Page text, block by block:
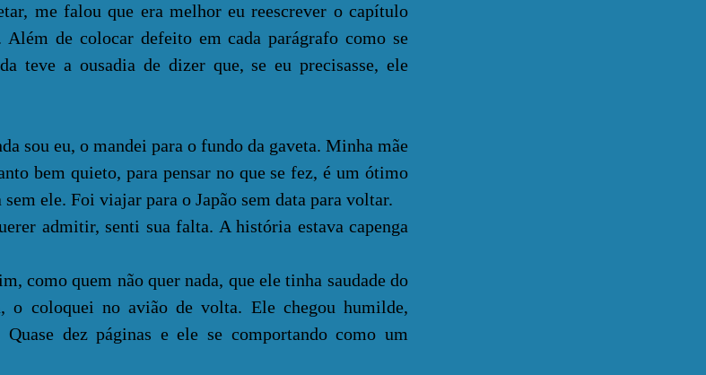
me falou que era melhor eu reescrever o capítulo
de colocar defeito em cada parágrafo como se
teve a ousadia de dizer que, se eu precisasse, ele
eu, o mandei para o fundo da gaveta. Minha mãe
bem quieto, para pensar no que se fez, é um ótimo
ele. Foi viajar para o Japão sem data para voltar.
admitir, senti sua falta. A história estava capenga
quem não quer nada, que ele tinha saudade do
o coloquei no avião de volta. Ele chegou humilde,
Quase dez páginas e ele se comportando como um